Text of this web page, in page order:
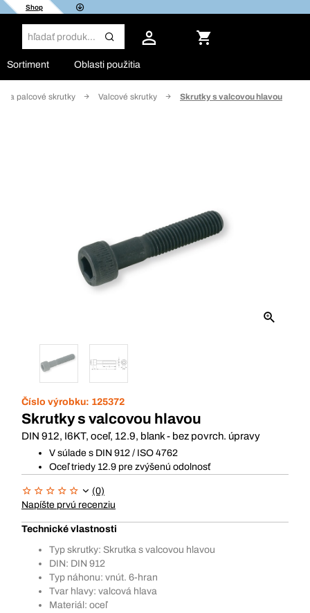
Shop
Sortiment Oblasti použitia
a palcové skrutky Valcové skrutky Skrutky s valcovou hlavou
Číslo výrobku: 125372
Skrutky s valcovou hlavou
DIN 912, I6KT, oceľ, 12.9, blank - bez povrch. úpravy
V súlade s DIN 912 / ISO 4762
Oceľ triedy 12.9 pre zvýšenú odolnosť
(0)
Napíšte prvú recenziu
Technické vlastnosti
Typ skrutky: Skrutka s valcovou hlavou
DIN: DIN 912
Typ náhonu: vnút. 6-hran
Tvar hlavy: valcová hlava
Materiál: oceľ